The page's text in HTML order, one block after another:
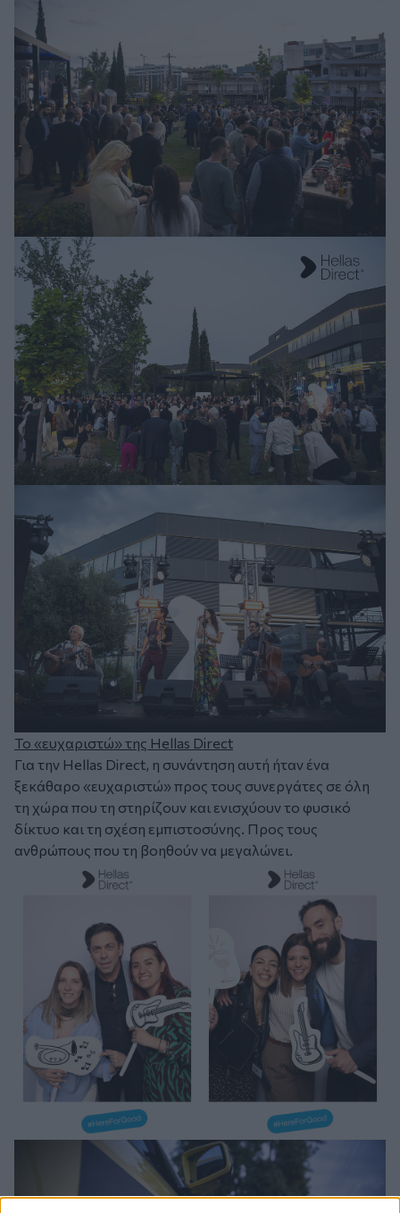
Το «ευχαριστώ» της Hellas Direct
Για την Hellas Direct, η συνάντηση αυτή ήταν ένα
ξεκάθαρο «ευχαριστώ» προς τους συνεργάτες σε όλη
τη χώρα που τη στηρίζουν και ενισχύουν το φυσικό
δίκτυο και τη σχέση εμπιστοσύνης. Προς τους
ανθρώπους που τη βοηθούν να μεγαλώνει.